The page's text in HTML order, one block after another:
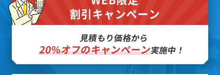
割引キャンペーン
見積もり価格から
20%オフのキャンペーン実施中！